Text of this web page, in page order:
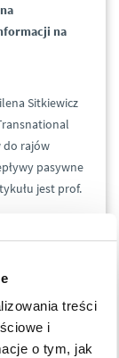
treści
i
o tym, jak
na
Sitkiewicz
do rajów
pasywne
jest prof.
z
poprzedzona